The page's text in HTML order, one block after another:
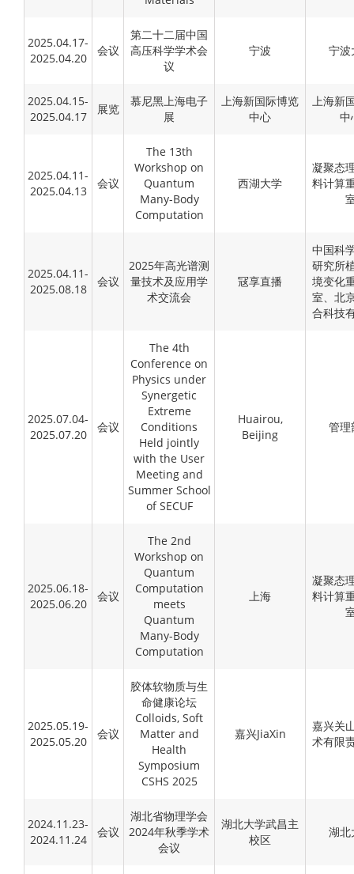
2025.04.17-
2025.04.20
会议
第二十二届中国
高压科学学术会
议
宁波 宁波
2025.04.15-
2025.04.17
展览
慕尼黑上海电子
展
上海新国际博览
中心
上海新
中
2025.04.11-
2025.04.13
会议
The 13th
Workshop on
Quantum
Many-Body
Computation
西湖大学
凝聚态
料计算
2025.04.11-
2025.08.18
会议
2025年高光谱测
量技术及应用学
术交流会
冦享直播
中国科
研究所
境变化
室、北
合科技
2025.07.04-
2025.07.20
会议
The 4th
Conference on
Physics under
Synergetic
Extreme
Conditions
Held jointly
with the User
Meeting and
Summer School
of SECUF
Huairou,
Beijing
管理
2025.06.18-
2025.06.20
会议
The 2nd
Workshop on
Quantum
Computation
meets
Quantum
Many-Body
Computation
上海
凝聚态
料计算
2025.05.19-
2025.05.20
会议
胶体软物质与生
命健康论坛
Colloids, Soft
Matter and
Health
Symposium
CSHS 2025
嘉兴JiaXin
嘉兴关
术有限
2024.11.23-
2024.11.24
会议
湖北省物理学会
2024年秋季学术
会议
湖北大学武昌主
校区
湖北